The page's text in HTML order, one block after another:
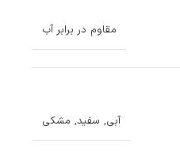
مقاوم در برابر آب
آبی, سفید, مشکی